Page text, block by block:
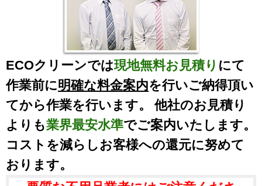
ECOクリーンでは現地無料お見積り にて
作業前に明確な料金案内を行いご納得頂い
てから作業を行います。 他社のお見積り
よりも業界最安水準でご案内いたします。
コストを減らしお客様への還元に努めて
おります。